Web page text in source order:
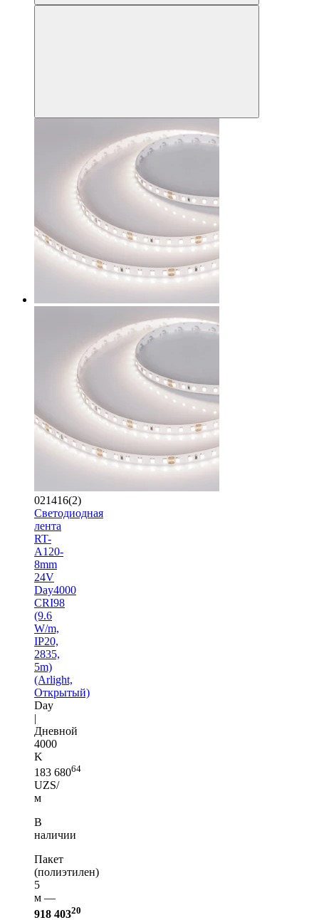
021416(2)
Светодиодная
лента
RT-
A120-
8mm
24V
Day4000
CRI98
(9.6
W/m,
IP20,
2835,
5m)
(Arlight,
Открытый)
Day
|
Дневной
4000
K
183 68064
UZS/
м
В
наличии
Пакет
(полиэтилен)
5
м —
918 40320